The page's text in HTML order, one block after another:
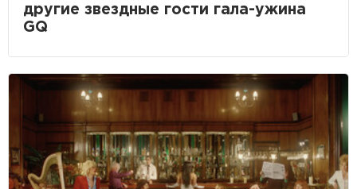
другие звездные гости гала-ужина
GQ